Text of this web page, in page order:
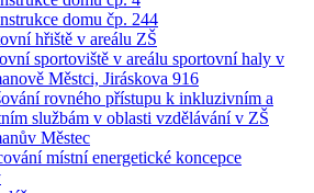
domu čp. 244
hřiště v areálu ZŠ
sportoviště v areálu sportovní haly v
Městci, Jiráskova 916
rovného přístupu k inkluzivním a
službám v oblasti vzdělávání v ZŠ
Městec
místní energetické koncepce